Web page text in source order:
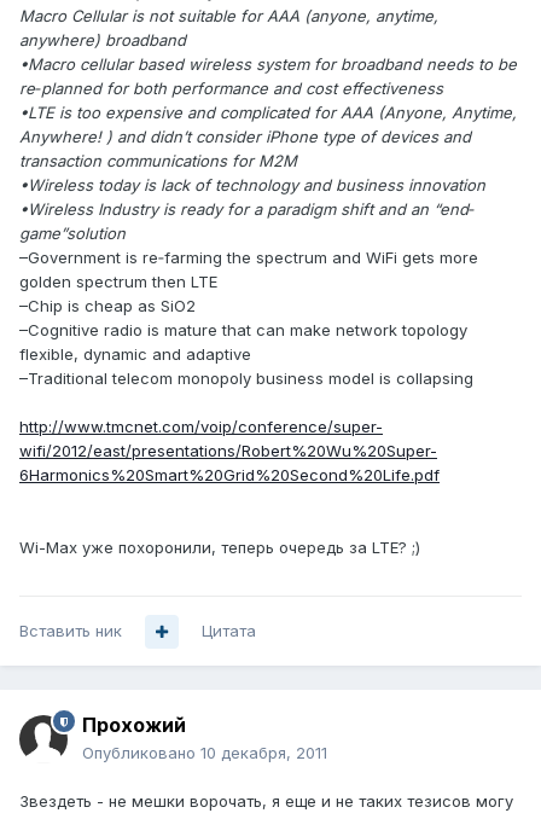
Macro Cellular is not suitable for AAA (anyone, anytime,
anywhere) broadband
•Macro cellular based wireless system for broadband needs to be
re‐planned for both performance and cost effectiveness
•LTE is too expensive and complicated for AAA (Anyone, Anytime,
Anywhere! ) and didn’t consider iPhone type of devices and
transaction communications for M2M
•Wireless today is lack of technology and business innovation
•Wireless Industry is ready for a paradigm shift and an “end‐
game”solution
–Government is re‐farming the spectrum and WiFi gets more
golden spectrum then LTE
–Chip is cheap as SiO2
–Cognitive radio is mature that can make network topology
flexible, dynamic and adaptive
–Traditional telecom monopoly business model is collapsing
http://www.tmcnet.com/voip/conference/super-
wifi/2012/east/presentations/Robert%20Wu%20Super-
6Harmonics%20Smart%20Grid%20Second%20Life.pdf
Wi-Max уже похоронили, теперь очередь за LTE? ;)
Вставить ник Цитата
Прохожий
Опубликовано 10 декабря, 2011
Звездеть - не мешки ворочать, я еще и не таких тезисов могу